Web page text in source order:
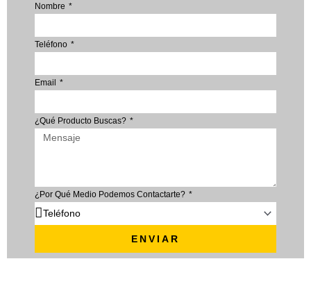
Nombre
Teléfono
Email
¿Qué Producto Buscas?
¿Por Qué Medio Podemos Contactarte?
ENVIAR